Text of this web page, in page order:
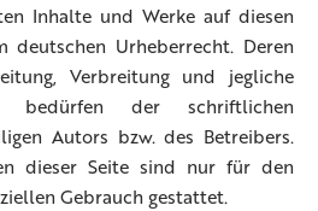
Inhalte und Werke auf diesen
deutschen Urheberrecht. Deren
Verbreitung und jegliche
bedürfen der schriftlichen
Autors bzw. des Betreibers.
dieser Seite sind nur für den
Gebrauch gestattet.